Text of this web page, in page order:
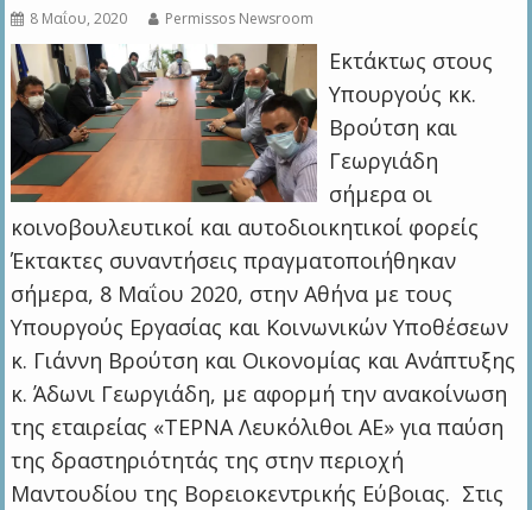
8 Μαΐου, 2020 Permissos Newsroom
Εκτάκτως στους
Υπουργούς κκ.
Βρούτση και
Γεωργιάδη
σήμερα οι
κοινοβουλευτικοί και αυτοδιοικητικοί φορείς
Έκτακτες συναντήσεις πραγματοποιήθηκαν
σήμερα, 8 Μαΐου 2020, στην Αθήνα με τους
Υπουργούς Εργασίας και Κοινωνικών Υποθέσεων
κ. Γιάννη Βρούτση και Οικονομίας και Ανάπτυξης
κ. Άδωνι Γεωργιάδη, με αφορμή την ανακοίνωση
της εταιρείας «ΤΕΡΝΑ Λευκόλιθοι ΑΕ» για παύση
της δραστηριότητάς της στην περιοχή
Μαντουδίου της Βορειοκεντρικής Εύβοιας. Στις